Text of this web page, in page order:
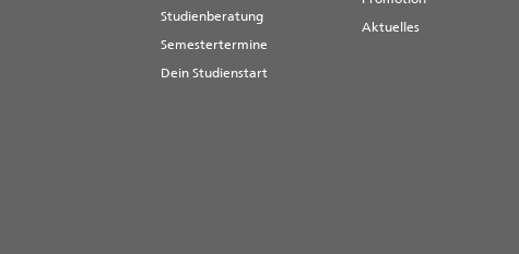
Studienberatung
Semestertermine
Dein Studienstart
Aktuelles